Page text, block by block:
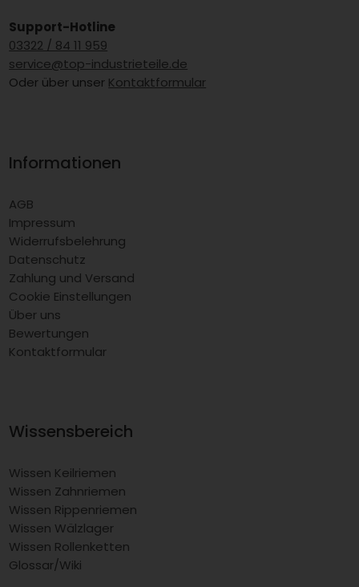
Support-Hotline
03322 / 84 11 959
service@top-industrieteile.de
Oder über unser Kontaktformular
Informationen
AGB
Impressum
Widerrufsbelehrung
Datenschutz
Zahlung und Versand
Cookie Einstellungen
Über uns
Bewertungen
Kontaktformular
Wissensbereich
Wissen Keilriemen
Wissen Zahnriemen
Wissen Rippenriemen
Wissen Wälzlager
Wissen Rollenketten
Glossar/Wiki